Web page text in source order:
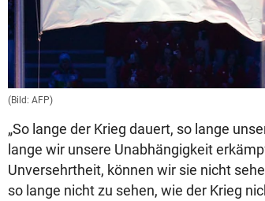
(Bild: AFP)
„So lange der Krieg dauert, so lange
lange wir unsere Unabhängigkeit
Unversehrtheit, können wir sie nicht
so lange nicht zu sehen, wie der Krieg